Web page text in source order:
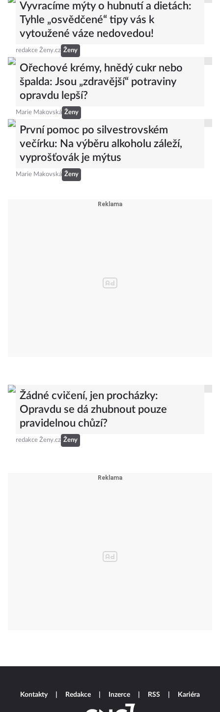
Vyvracíme mýty o hubnutí a dietách:
Tyhle „osvědčené“ tipy vás k
vytoužené váze nedovedou!
redakce Ženy.cz Ženy
Ořechové krémy, hnědý cukr nebo
špalda: Jsou „zdravější“ potraviny
opravdu lepší?
Marie Makovská Ženy
První pomoc po silvestrovském
večírku: Na výběru alkoholu záleží,
vyprošťovák je mýtus
Marie Makovská Ženy
Žádné cvičení, jen procházky:
Opravdu se dá zhubnout pouze
pravidelnou chůzí?
redakce Ženy.cz Ženy
Kontakty Redakce Inzerce RSS Kariéra